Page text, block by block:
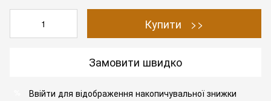
Купити >>
Замовити швидко
Ввійти для відображення накопичувальної знижки